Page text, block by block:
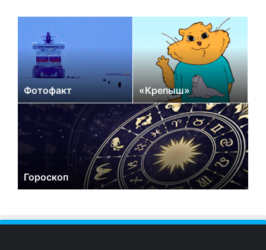
Фотофакт «Крепыш»
Гороскоп